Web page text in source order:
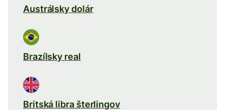
Austrálsky dolár
Brazílsky real
Britská libra šterlingov